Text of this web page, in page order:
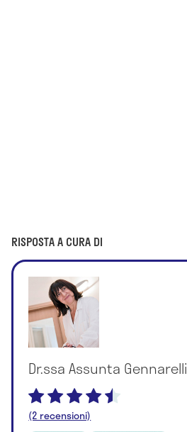
RISPOSTA A CURA DI
Dr.ssa Assunta Gennarelli
(2 recensioni)